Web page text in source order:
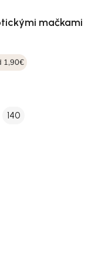
mačkami
1,90€
140